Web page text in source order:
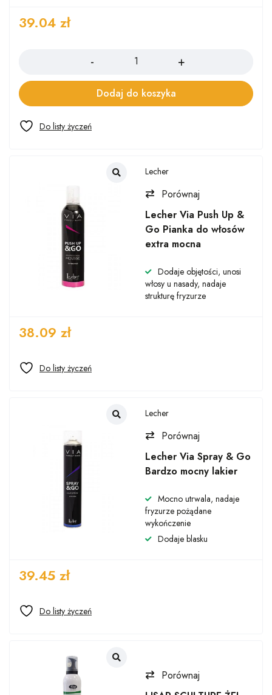
39.04 zł
Dodaj do koszyka
Lecher
Porównaj
Lecher Via Push Up &
Go Pianka do włosów
extra mocna
Dodaje objętości, unosi
włosy u nasady, nadaje
strukturę fryzurze
38.09 zł
Lecher
Porównaj
Lecher Via Spray & Go
Bardzo mocny lakier
Mocno utrwala, nadaje
fryzurze pożądane
wykończenie
Dodaje blasku
39.45 zł
Porównaj